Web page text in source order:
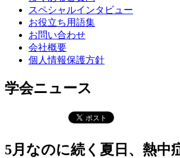
スペシャルインタビュー
お役立ち用語集
お問い合わせ
会社概要
個人情報保護方針
学会ニュース
5月なのに続く夏日、熱中